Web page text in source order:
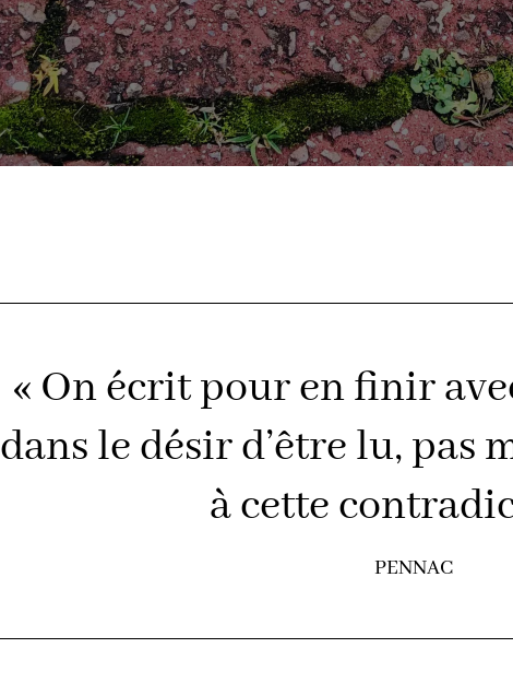
« On écrit pour en finir
dans le désir d’être lu, pas
à cette
PENNAC